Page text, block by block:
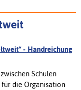
- Handreichung
Schulen
die Organisation